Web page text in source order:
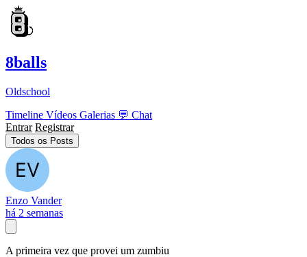
8balls
Oldschool
Timeline Vídeos Galerias 💬 Chat
Entrar Registrar
Todos os Posts
Enzo Vander
há 2 semanas
A primeira vez que provei um zumbiu